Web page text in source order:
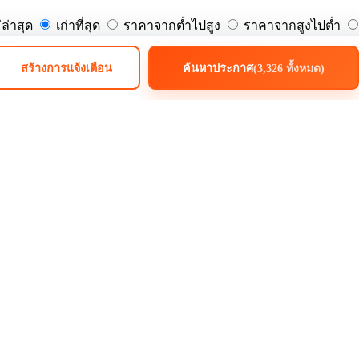
าสุด เก่าที่สุด ราคาจากต่ำไปสูง ราคาจากสูงไปต่ำ
สร้างการแจ้งเตือน ค้นหาประกาศ(3,326 ทั้งหมด)